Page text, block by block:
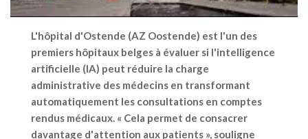
L'hôpital d'Ostende (AZ Oostende) est l'un des
premiers hôpitaux belges à évaluer si l'intelligence
artificielle (IA) peut réduire la charge
administrative des médecins en transformant
automatiquement les consultations en comptes
rendus médicaux. « Cela permet de consacrer
davantage d'attention aux patients », souligne